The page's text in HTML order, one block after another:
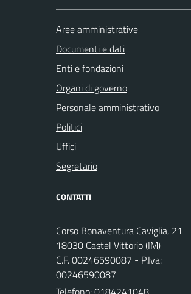
Aree amministrative
Documenti e dati
Enti e fondazioni
Organi di governo
Personale amministrativo
Politici
Uffici
Segretario
CONTATTI
Corso Bonaventura Caviglia, 21
18030 Castel Vittorio (IM)
C.F. 00246590087 - P.Iva:
00246590087